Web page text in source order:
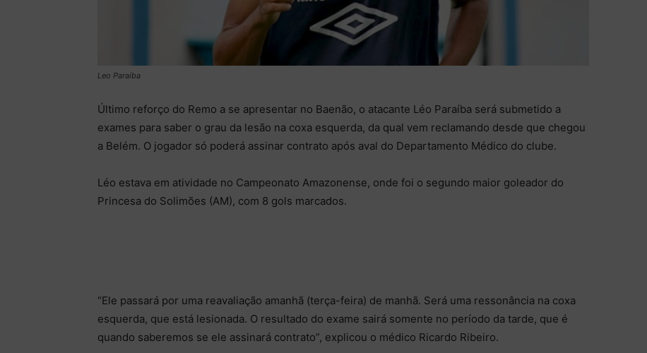
Leo Paraíba
Último reforço do Remo a se apresentar no Baenão, o atacante Léo Paraíba será submetido a
exames para saber o grau da lesão na coxa esquerda, da qual vem reclamando desde que chegou
a Belém. O jogador só poderá assinar contrato após aval do Departamento Médico do clube.
Léo estava em atividade no Campeonato Amazonense, onde foi o segundo maior goleador do
Princesa do Solimões (AM), com 8 gols marcados.
“Ele passará por uma reavaliação amanhã (terça-feira) de manhã. Será uma ressonância na coxa
esquerda, que está lesionada. O resultado do exame sairá somente no período da tarde, que é
quando saberemos se ele assinará contrato”, explicou o médico Ricardo Ribeiro.